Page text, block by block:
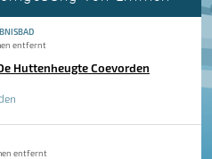
entfernt
Huttenheugte Coevorden
entfernt